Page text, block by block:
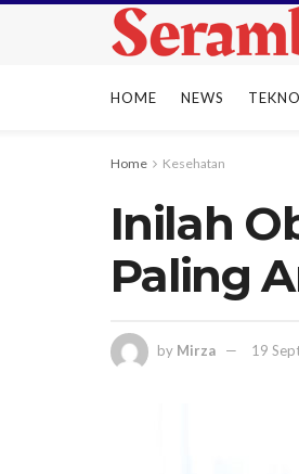
HOME NEWS TEKNO
Home Kesehatan
Inilah
Paling
by Mirza 19